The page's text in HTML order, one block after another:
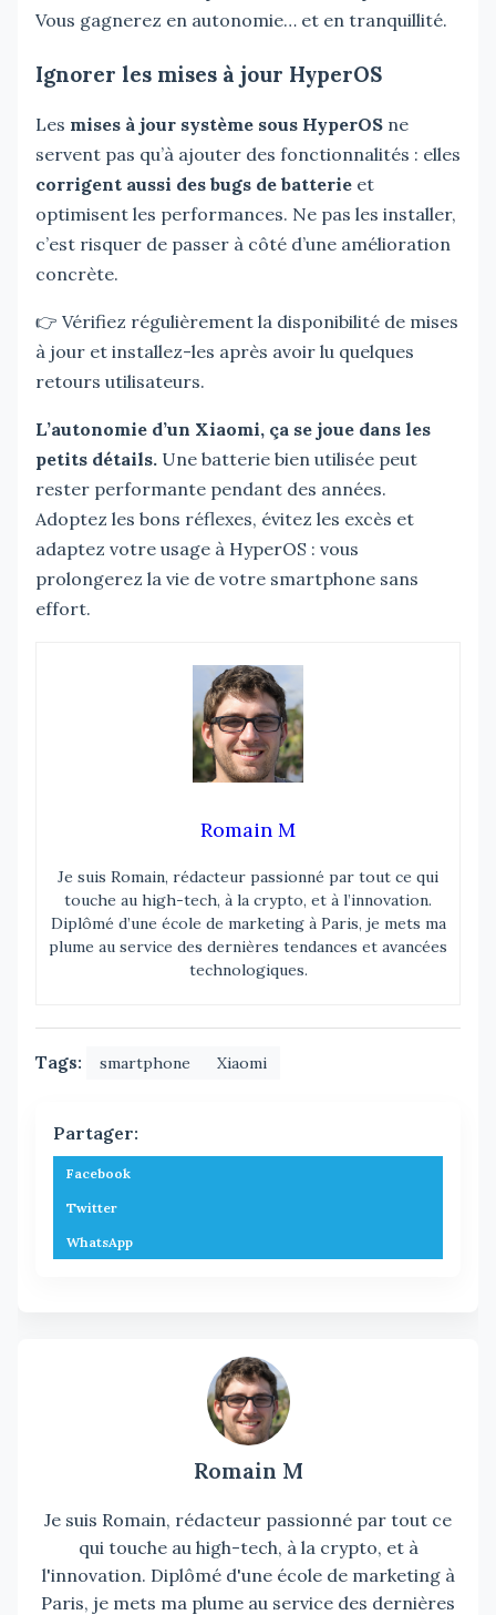
Vous gagnerez en autonomie… et en tranquillité.
Ignorer les mises à jour HyperOS
Les mises à jour système sous HyperOS ne
servent pas qu’à ajouter des fonctionnalités : elles
corrigent aussi des bugs de batterie et
optimisent les performances. Ne pas les installer,
c’est risquer de passer à côté d’une amélioration
concrète.
👉 Vérifiez régulièrement la disponibilité de mises
à jour et installez-les après avoir lu quelques
retours utilisateurs.
L’autonomie d’un Xiaomi, ça se joue dans les
petits détails. Une batterie bien utilisée peut
rester performante pendant des années.
Adoptez les bons réflexes, évitez les excès et
adaptez votre usage à HyperOS : vous
prolongerez la vie de votre smartphone sans
effort.
Romain M
Je suis Romain, rédacteur passionné par tout ce qui
touche au high-tech, à la crypto, et à l’innovation.
Diplômé d’une école de marketing à Paris, je mets ma
plume au service des dernières tendances et avancées
technologiques.
Tags: smartphone Xiaomi
Partager:
Facebook
Twitter
WhatsApp
Romain M
Je suis Romain, rédacteur passionné par tout ce
qui touche au high-tech, à la crypto, et à
l'innovation. Diplômé d'une école de marketing à
Paris, je mets ma plume au service des dernières